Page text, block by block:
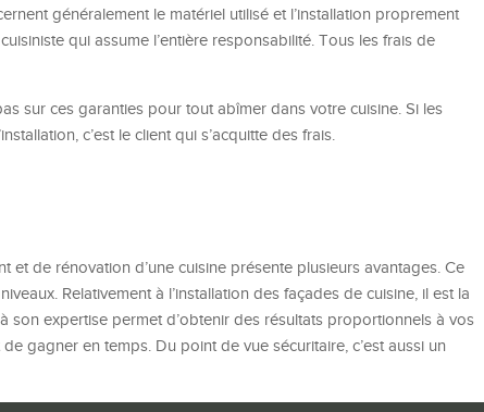
généralement le matériel utilisé et l’installation proprement
qui assume l’entière responsabilité. Tous les frais de
sur ces garanties pour tout abîmer dans votre cuisine. Si les
c’est le client qui s’acquitte des frais.
et de rénovation d’une cuisine présente plusieurs avantages. Ce
Relativement à l’installation des façades de cuisine, il est la
son expertise permet d’obtenir des résultats proportionnels à vos
gagner en temps. Du point de vue sécuritaire, c’est aussi un